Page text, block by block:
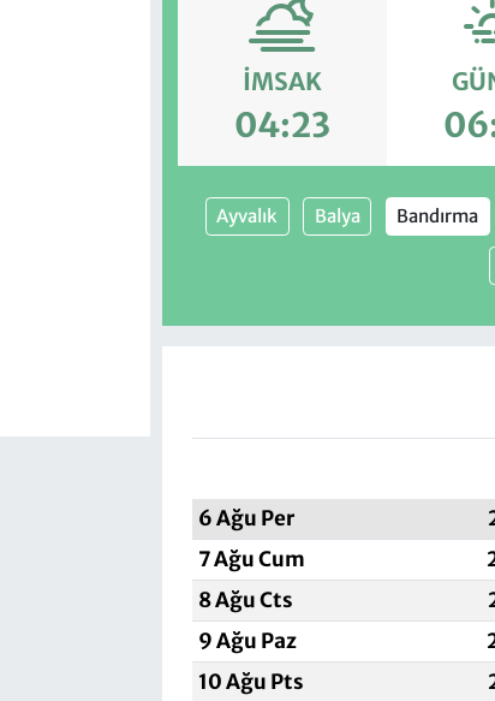
İMSAK
04:23
Ayvalık Balya Bandırma
6 Ağu Per
7 Ağu Cum
8 Ağu Cts
9 Ağu Paz
10 Ağu Pts